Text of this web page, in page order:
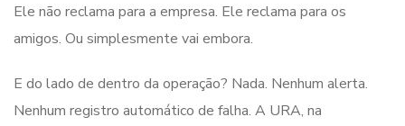
Ele não reclama para a empresa. Ele reclama para os
amigos. Ou simplesmente vai embora.
E do lado de dentro da operação? Nada. Nenhum alerta.
Nenhum registro automático de falha. A URA, na